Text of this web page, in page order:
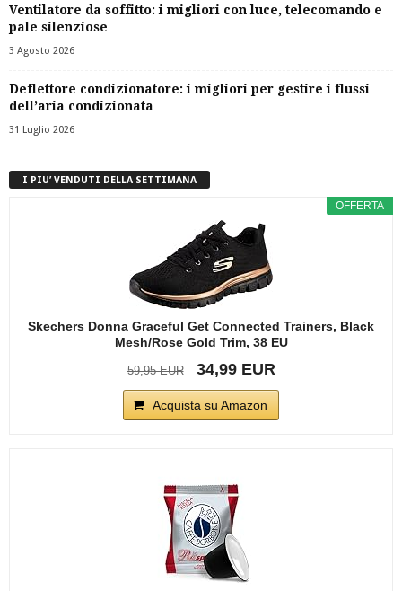
Ventilatore da soffitto: i migliori con luce, telecomando e
pale silenziose
3 Agosto 2026
Deflettore condizionatore: i migliori per gestire i flussi
dell’aria condizionata
31 Luglio 2026
I PIU’ VENDUTI DELLA SETTIMANA
OFFERTA
Skechers Donna Graceful Get Connected Trainers, Black
Mesh/Rose Gold Trim, 38 EU
59,95 EUR 34,99 EUR
Acquista su Amazon